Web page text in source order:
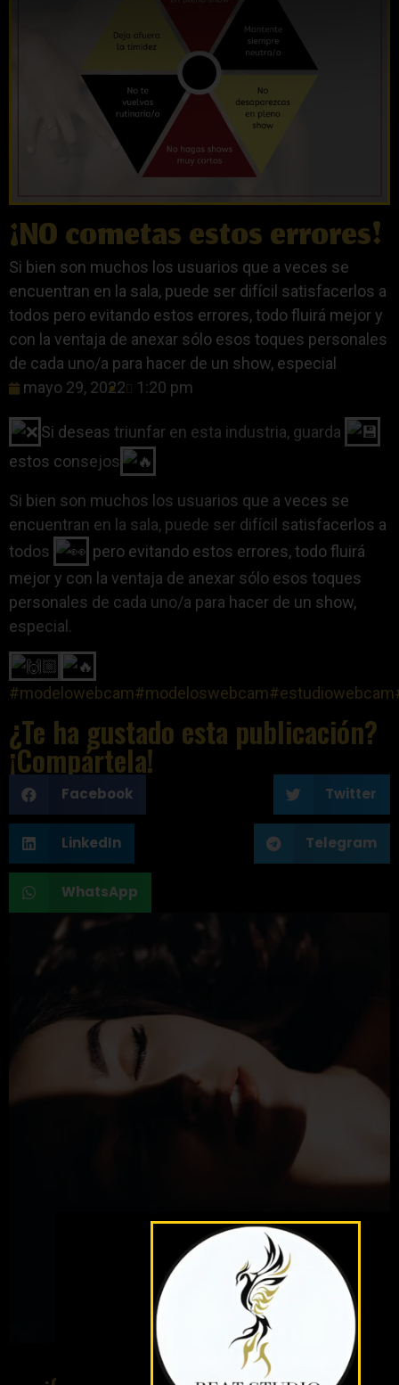
¡NO cometas estos errores!
Si bien son muchos los usuarios que a veces se
encuentran en la sala, puede ser difícil satisfacerlos a
todos pero evitando estos errores, todo fluirá mejor y
con la ventaja de anexar sólo esos toques personales
de cada uno/a para hacer de un show, especial
mayo 29, 2022
1:20 pm
Si deseas triunfar en esta industria, guarda
estos consejos
Si bien son muchos los usuarios que a veces se
encuentran en la sala, puede ser difícil satisfacerlos a
todos
pero evitando estos errores, todo fluirá
mejor y con la ventaja de anexar sólo esos toques
personales de cada uno/a para hacer de un show,
especial.
#modelowebcam#modeloswebcam#estudiowebcam
¿Te ha gustado esta publicación?
¡Compártela!
Facebook Twitter
LinkedIn Telegram
WhatsApp